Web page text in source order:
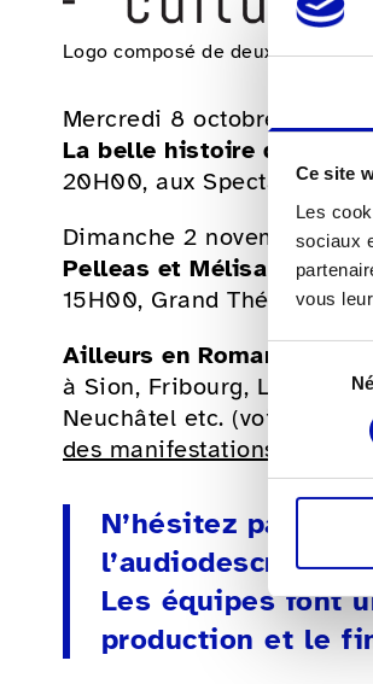
Ce site
Les
sociaux
vous
Sélection
Logo composé de deux mains
Mercredi 8 octobre 2025
La belle histoire de Coline
20H00, aux Spectacles
Dimanche 2 novembre
Pelleas et Mélisande
15H00, Grand Théâtre,
Ailleurs en Romandie
à Sion, Fribourg,
Neuchâtel etc. (voir les
des manifestations
de la
N’hésitez pas à
Les équipes font
production et le